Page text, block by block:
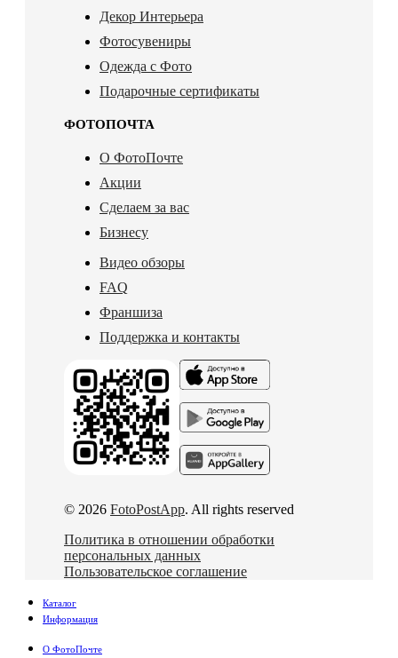
Декор Интерьера
Фотосувениры
Одежда с Фото
Подарочные сертификаты
ФОТОПОЧТА
О ФотоПочте
Акции
Сделаем за вас
Бизнесу
Видео обзоры
FAQ
Франшиза
Поддержка и контакты
© 2026 FotoPostApp. All rights reserved
Политика в отношении обработки
персональных данных
Пользовательское соглашение
Каталог
Информация
О ФотоПочте